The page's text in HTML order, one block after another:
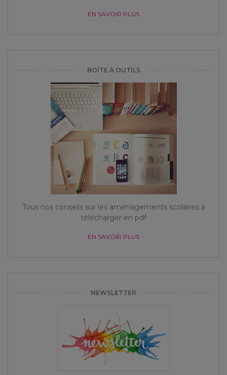
EN SAVOIR PLUS
BOÎTE À OUTILS
Tous nos conseils sur les aménagements scolaires à
télécharger en pdf
EN SAVOIR PLUS
NEWSLETTER